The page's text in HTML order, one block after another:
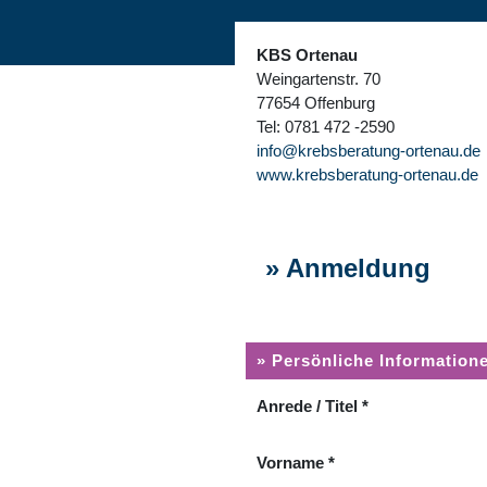
KBS Ortenau
Weingartenstr. 70
77654 Offenburg
Tel: 0781 472 -2590
info@krebsberatung-ortenau.de
www.krebsberatung-ortenau.de
» Anmeldung
» Persönliche
Anrede / Titel *
Vorname *